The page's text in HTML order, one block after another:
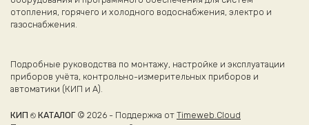
отопления, горячего и холодного водоснабжения, электро и
газоснабжения.
Подробные руководства по монтажу, настройке и эксплуатации
приборов учёта, контрольно-измерительных приборов и
автоматики (КИП и А).
КИП ⎋ КАТАЛОГ© 2026 - Поддержка от Timeweb.Cloud